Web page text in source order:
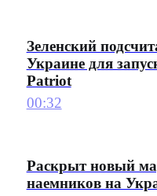
Зеленский
Украине для
Patriot
00:32
Раскрыт новый
наемников на